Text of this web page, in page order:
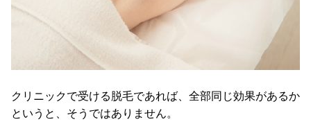
クリニックで受ける脱毛であれば、全部同じ効果があるか
というと、そうではありません。